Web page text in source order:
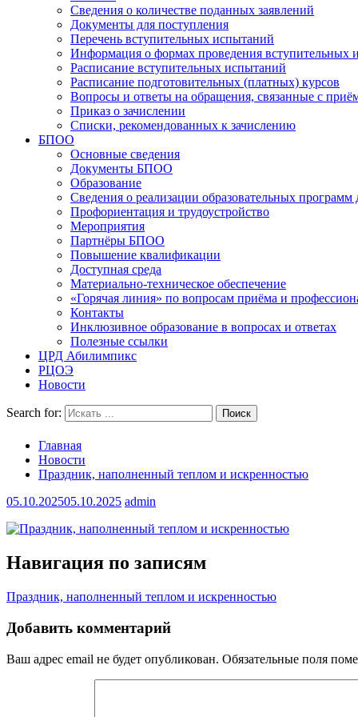
Сведения о количестве поданных заявлений
Документы для поступления
Перечень вступительных испытаний
Информация о формах проведения вступительных
Расписание вступительных испытаний
Расписание подготовительных (платных) курсов
Вопросы и ответы на обращения, связанные с
Приказ о зачислении
Списки, рекомендованных к зачислению
БПОО
Основные сведения
Документы БПОО
Образование
Сведения о реализации образовательных
Профориентация и трудоустройство
Мероприятия
Партнёры БПОО
Повышение квалификации
Доступная среда
Материально-техническое обеспечение
«Горячая линия» по вопросам приёма и
Контакты
Инклюзивное образование в вопросах и ответах
Полезные ссылки
ЦРД Абилимпикс
РЦОЭ
Новости
Search for:
Главная
Новости
Праздник, наполненный теплом и искренностью
05.10.202505.10.2025 admin
Навигация по записям
Праздник, наполненный теплом и искренностью
Добавить комментарий
Ваш адрес email не будет опубликован. Обязательные поля